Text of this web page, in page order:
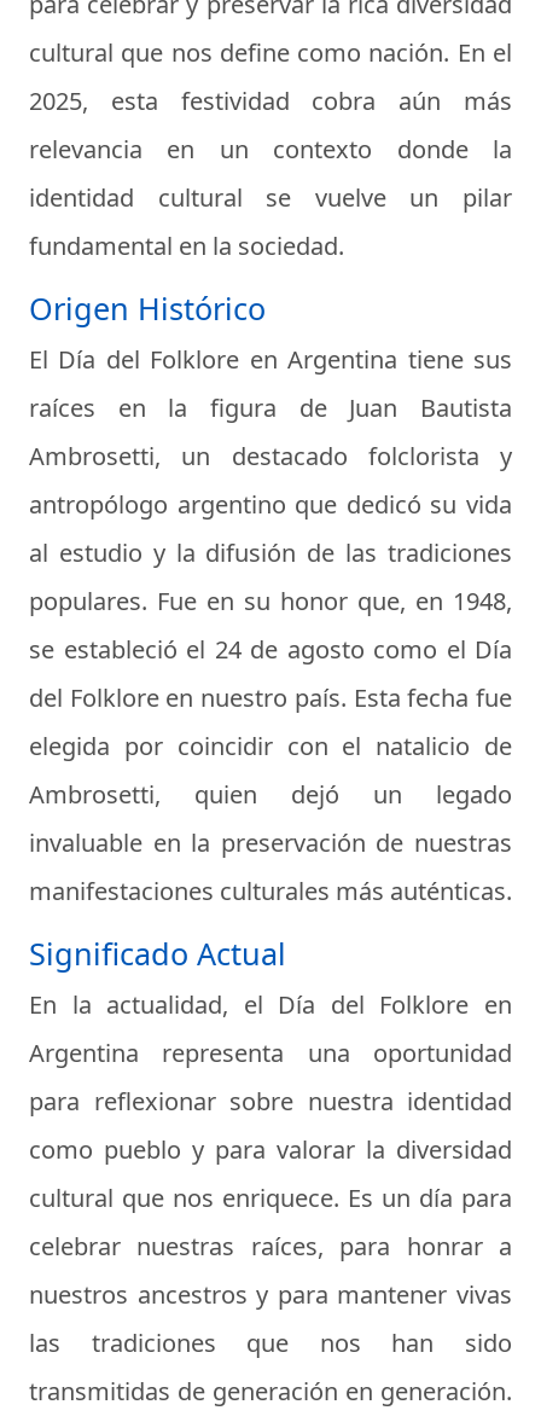
cultural que nos define como nación. En el
2025, esta festividad cobra aún más
relevancia en un contexto donde la
identidad cultural se vuelve un pilar
fundamental en la sociedad.
Origen Histórico
El Día del Folklore en Argentina tiene sus
raíces en la figura de Juan Bautista
Ambrosetti, un destacado folclorista y
antropólogo argentino que dedicó su vida
al estudio y la difusión de las tradiciones
populares. Fue en su honor que, en 1948,
se estableció el 24 de agosto como el Día
del Folklore en nuestro país. Esta fecha fue
elegida por coincidir con el natalicio de
Ambrosetti, quien dejó un legado
invaluable en la preservación de nuestras
manifestaciones culturales más auténticas.
Significado Actual
En la actualidad, el Día del Folklore en
Argentina representa una oportunidad
para reflexionar sobre nuestra identidad
como pueblo y para valorar la diversidad
cultural que nos enriquece. Es un día para
celebrar nuestras raíces, para honrar a
nuestros ancestros y para mantener vivas
las tradiciones que nos han sido
transmitidas de generación en generación.